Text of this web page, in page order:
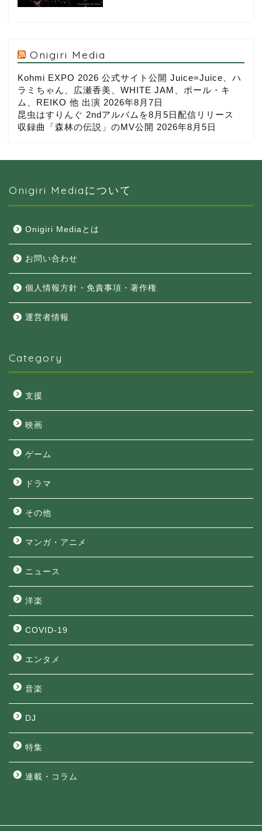
Onigiri Media
Kohmi EXPO 2026 公式サイト公開 Juice=Juice、ハ
ラミちゃん、広瀬香美、WHITE JAM、ポール・キ
ム、REIKO 他 出演 2026年8月7日
昆虫はすりんぐ 2ndアルバムを8月5日配信リリース
収録曲「森林の伝説」のMV公開 2026年8月5日
Onigiri Mediaについて
Onigiri Mediaとは
お問い合わせ
個人情報方針・免責事項・著作権
運営者情報
Category
支援
映画
ゲーム
ドラマ
その他
マンガ・アニメ
ニュース
洋楽
COVID-19
エンタメ
音楽
DJ
特集
連載・コラム